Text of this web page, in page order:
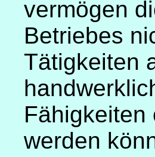
vermögen
Betriebes
Tätigkeiten
Fähigkeiten
werden